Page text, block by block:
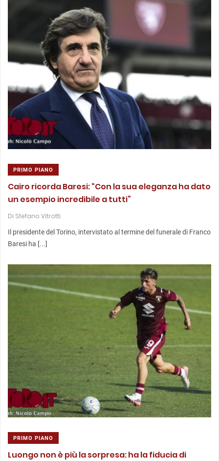
PRIMO PIANO
Cairo ricorda Baresi: “Con la sua eleganza ha dato
un esempio incredibile a tutti”
Di Stefano Vitrotti
Il presidente del Torino, intervistato al termine del funerale di Franco
Baresi ha [...]
PRIMO PIANO
Luongo non è più la sorpresa: ha la fiducia di